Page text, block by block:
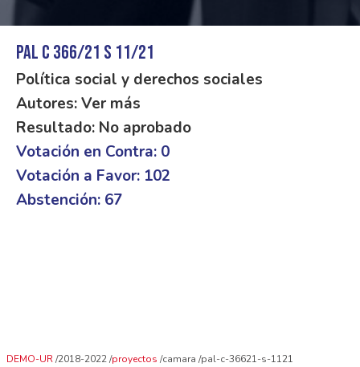
PAL C 366/21 S 11/21
Política social y derechos sociales
Autores: Ver más
Resultado: No aprobado
Votación en Contra: 0
Votación a Favor: 102
Abstención: 67
DEMO-UR 2018-2022 proyectos camara pal-c-36621-s-1121